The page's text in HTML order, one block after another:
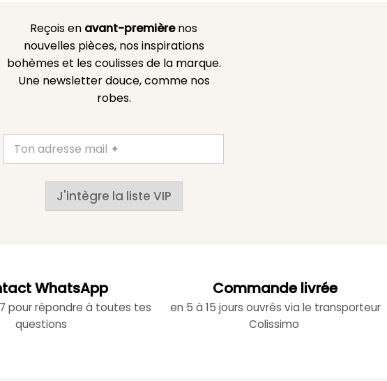
Reçois en avant-premièrenos
nouvelles pièces, nos inspirations
bohèmes et les coulisses de la marque.
Une newsletter douce, comme nos
robes.
J'intègre la liste VIP
WhatsApp
pour répondre à toutes tes
questions
Commande livrée
en 5 à 15 jours ouvrés via le transporteur
Colissimo